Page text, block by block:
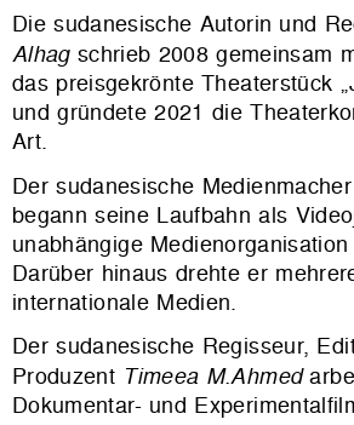
Die sudanesische Autorin und
Alhagschrieb 2008 gemeinsam
das preisgekrönte Theaterstück
und gründete 2021 die
Art.
Der sudanesische
begann seine Laufbahn als
unabhängige
Darüber hinaus drehte er
internationale Medien.
Der sudanesische Regisseur,
Produzent Timeea M.Ahmed
Dokumentar- und